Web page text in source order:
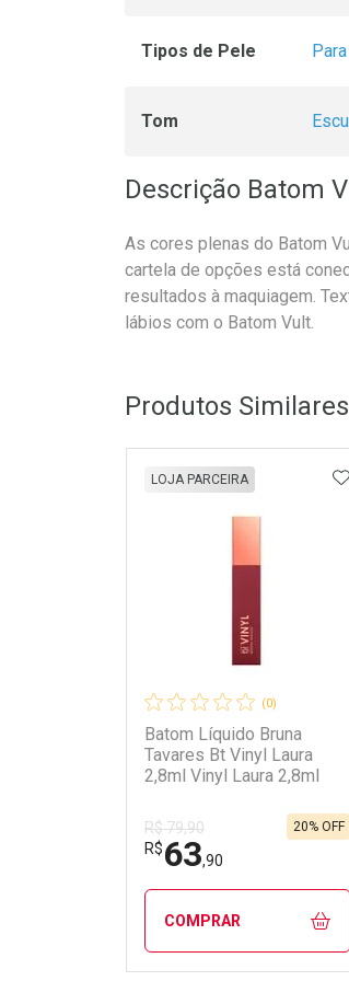
Tipos de Pele
Tom
Descrição Batom
As cores plenas do Batom
cartela de opções está
resultados à maquiagem.
lábios com o Batom Vult.
Produtos Similares
(0)
Batom Líquido Bruna
Tavares Bt Vinyl Laura
2,8ml Vinyl Laura 2,8ml
LOJA PARCEIRA
R$ 79,90
R$63,90
20% OFF
COMPRAR